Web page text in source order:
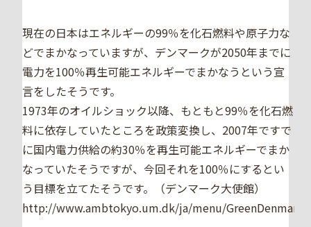
現在の日本はエネルギーの99％を化石燃料や原子力な
どでまかなっていますが、デンマークが2050年までに
電力を100％再生可能エネルギーでまかなうという宣
言をしたそうです。
1973年のオイルショック以降、もともと99％を化石燃
料に依存していたところを政策変換し、2007年ですで
に国内電力供給の約30％を再生可能エネルギーでまか
なっていたそうですが、今回それを100％にするとい
う目標を立てたそうです。（デンマーク大使館）
http://www.ambtokyo.um.dk/ja/menu/GreenDenmark/